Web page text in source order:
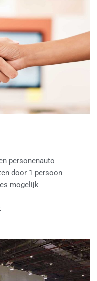
personenauto
door 1 persoon
mogelijk